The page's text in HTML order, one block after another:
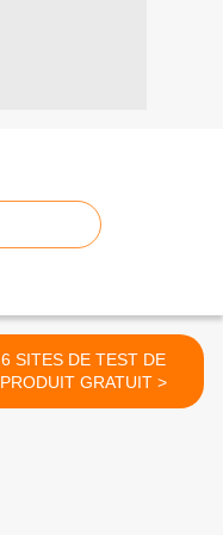
6 SITES DE TEST DE
PRODUIT GRATUIT >